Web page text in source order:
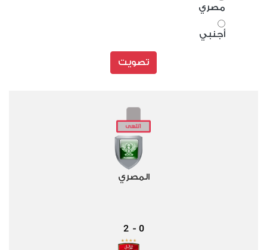
مصري
أجنبي
تصويت
المصري
0
-
2